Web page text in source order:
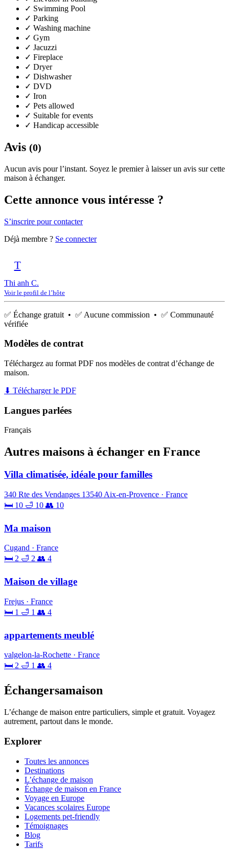
✓ Swimming Pool
✓ Parking
✓ Washing machine
✓ Gym
✓ Jacuzzi
✓ Fireplace
✓ Dryer
✓ Dishwasher
✓ DVD
✓ Iron
✓ Pets allowed
✓ Suitable for events
✓ Handicap accessible
Avis (0)
Aucun avis pour l’instant. Soyez le premier à laisser un avis sur cette
maison à échanger.
Cette annonce vous intéresse ?
S’inscrire pour contacter
Déjà membre ? Se connecter
T
Thi anh C.
Voir le profil de l’hôte
✅ Échange gratuit • ✅ Aucune commission • ✅ Communauté
vérifiée
Modèles de contrat
Téléchargez au format PDF nos modèles de contrat d’échange de
maison.
⬇ Télécharger le PDF
Langues parlées
Français
Autres maisons à échanger en France
Villa climatisée, idéale pour familles
340 Rte des Vendanges 13540 Aix-en-Provence · France
🛏 10 🛁 10 👥 10
Ma maison
Cugand · France
🛏 2 🛁 2 👥 4
Maison de village
Frejus · France
🛏 1 🛁 1 👥 4
appartements meublé
valgelon-la-Rochette · France
🛏 2 🛁 1 👥 4
Échangersamaison
L’échange de maison entre particuliers, simple et gratuit. Voyagez
autrement, partout dans le monde.
Explorer
Toutes les annonces
Destinations
L’échange de maison
Échange de maison en France
Voyage en Europe
Vacances scolaires Europe
Logements pet-friendly
Témoignages
Blog
Tarifs